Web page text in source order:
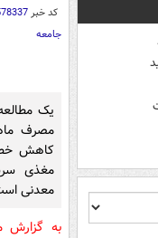
کد خبر
جامعه
مصرف
کاهش
مغذی
معدنی
به گزارش